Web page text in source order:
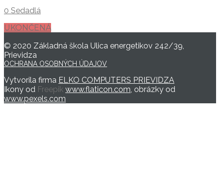
0 Sedadlá
UKONČENÁ
© 2020 Základná škola Ulica energetikov 242/39,
Prievidza
OCHRANA OSOBNÝCH ÚDAJOV
Vytvorila firma ELKO COMPUTERS PRIEVIDZA
Ikony od Freepik www.flaticon.com, obrázky od
www.pexels.com